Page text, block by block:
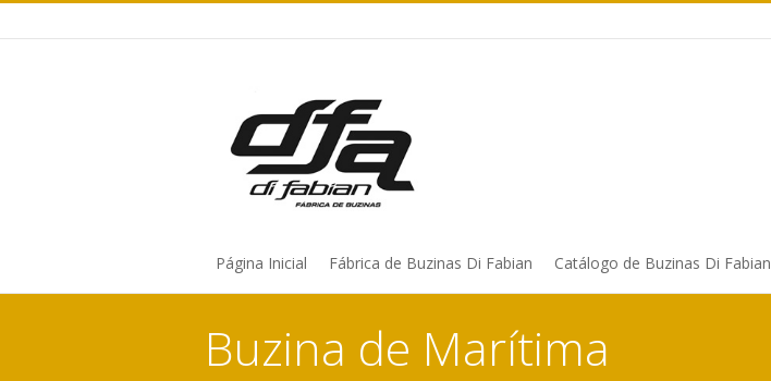
Página Inicial Fábrica de Buzinas Di Fabian Catálogo de Buzinas Di Fabian
Buzina de Marítima